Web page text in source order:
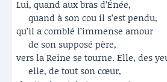
Lui, quand aux bras d’Énée,
quand à son cou il s’est pendu,
qu’il a comblé l’immense amour
de son supposé père,
vers la Reine se tourne. Elle, des
elle, de tout son cœur,